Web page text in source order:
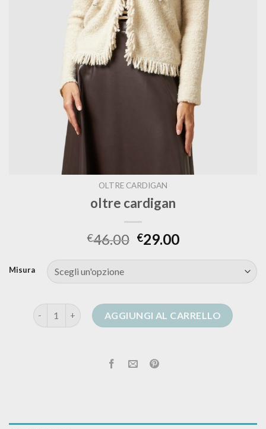
OLTRE CARDIGAN
oltre cardigan
€46.00 €29.00
Misura
oltre cardigan quantitàAGGIUNGI AL CARRELLO